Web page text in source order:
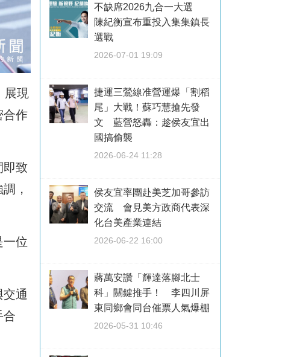
展現
合作
即致
，
一位
通
合
不缺席2026九合一大選
陳紀衡宣布重投入集集鎮長
選戰
2026-07-01 19:09
捷運三鶯線准營運爆「割稻
尾」大戰！蘇巧慧搶先發
文 藍營怒轟：趁侯友宜出
國搞偷襲
2026-06-24 11:28
侯友宜率團赴美芝加哥參訪
交流 會見美方政商代表深
化台美產業連結
2026-06-22 16:00
蔣萬安讚「輝達落腳北士
科」關鍵推手！ 李四川屏
東同鄉會同台催票人氣爆棚
2026-05-31 10:46